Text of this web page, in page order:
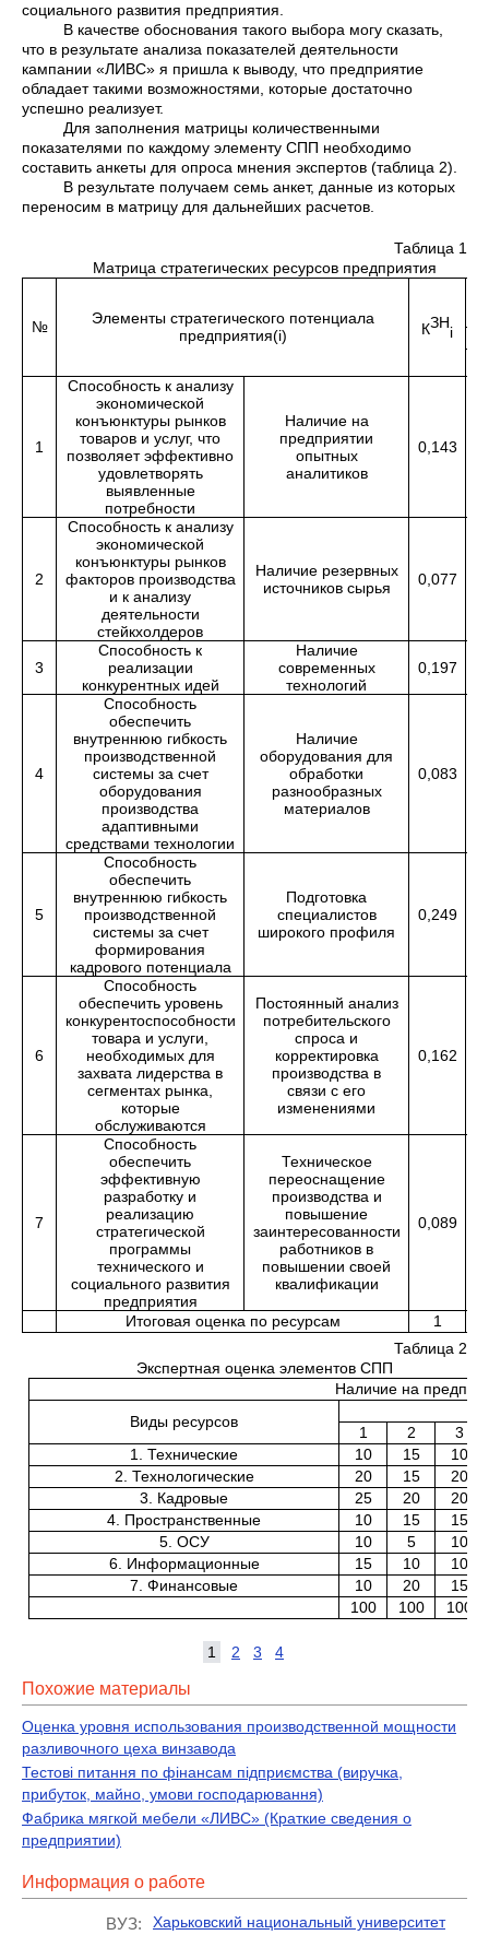
социального развития предприятия.
В качестве обоснования такого выбора могу сказать,
что в результате анализа показателей деятельности
кампании «ЛИВС» я пришла к выводу, что предприятие
обладает такими возможностями, которые достаточно
успешно реализует.
Для заполнения матрицы количественными
показателями по каждому элементу СПП необходимо
составить анкеты для опроса мнения экспертов (таблица 2).
В результате получаем семь анкет, данные из которых
переносим в матрицу для дальнейших расчетов.
Таблица 1
Матрица стратегических ресурсов предприятия
№
Элементы стратегического потенциала
предприятия(i)
КЗН
i
1
Способность к анализу
экономической
конъюнктуры рынков
товаров и услуг, что
позволяет эффективно
удовлетворять
выявленные
потребности
Наличие на
предприятии
опытных
аналитиков
0,143
2
Способность к анализу
экономической
конъюнктуры рынков
факторов производства
и к анализу
деятельности
стейкхолдеров
Наличие резервных
источников сырья
0,077
3
Способность к
реализации
конкурентных идей
Наличие
современных
технологий
0,197
4
Способность
обеспечить
внутреннюю гибкость
производственной
системы за счет
оборудования
производства
адаптивными
средствами технологии
Наличие
оборудования для
обработки
разнообразных
материалов
0,083
5
Способность
обеспечить
внутреннюю гибкость
производственной
системы за счет
формирования
кадрового потенциала
Подготовка
специалистов
широкого профиля
0,249
6
Способность
обеспечить уровень
конкурентоспособности
товара и услуги,
необходимых для
захвата лидерства в
сегментах рынка,
которые
обслуживаются
Постоянный анализ
потребительского
спроса и
корректировка
производства в
связи с его
изменениями
0,162
7
Способность
обеспечить
эффективную
разработку и
реализацию
стратегической
программы
технического и
социального развития
предприятия
Техническое
переоснащение
производства и
повышение
заинтересованности
работников в
повышении своей
квалификации
0,089
Итоговая оценка по ресурсам 1
Таблица 2
Экспертная оценка элементов СПП
Наличие на
Виды ресурсов
1 2
3
1. Технические
10 15
10
2. Технологические
20 15
20
3. Кадровые
25 20
20
4. Пространственные
10 15
15
5. ОСУ
10 5
10
6. Информационные
15 10
10
7. Финансовые
10 20
15
100
100 100
1 2 3 4
Похожие материалы
Оценка уровня использования производственной мощности
разливочного цеха винзавода
Тестові питання по фінансам підприємства (виручка,
прибуток, майно, умови господарювання)
Фабрика мягкой мебели «ЛИВС» (Краткие сведения о
предприятии)
Информация о работе
ВУЗ:
Харьковский национальный университет